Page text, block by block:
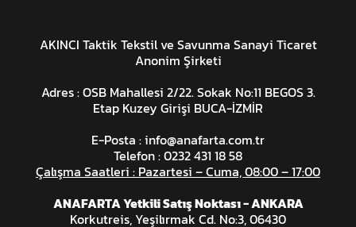
AKINCI Taktik Tekstil ve Savunma Sanayi Ticaret
Anonim Şirketi
Adres : OSB Mahallesi 2/22. Sokak No:11 BEGOS 3.
Etap Kuzey Girişi BUCA-İZMİR
E-Posta :info@anafarta.com.tr
Telefon : 0232 431 18 58
Çalışma Saatleri : Pazartesi – Cuma, 08:00 – 17:00
ANAFARTA Yetkili Satış Noktası - ANKARA
Korkutreis, Yeşilırmak Cd. No:3, 06430